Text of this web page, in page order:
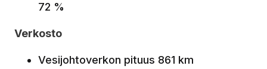
72 %
Verkosto
Vesijohtoverkon pituus 861 km